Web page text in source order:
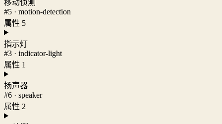
移动侦测
#5 · motion-detection
属性 5
指示灯
#3 · indicator-light
属性 1
扬声器
#6 · speaker
属性 2